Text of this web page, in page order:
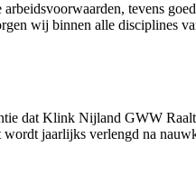
tevens
wij binnen alle disciplines
dat Klink Nijland GWW
jaarlijks verlengd na